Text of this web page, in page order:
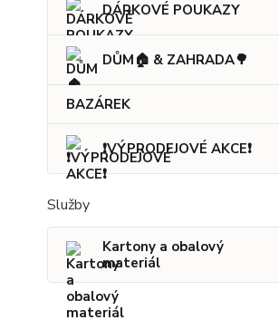
DÁRKOVÉ POUKAZY
DŮM🏠 & ZAHRADA🌳
BAZÁREK
❗VÝPRODEJOVÉ AKCE❗
Služby
Kartony a obalový
materiál